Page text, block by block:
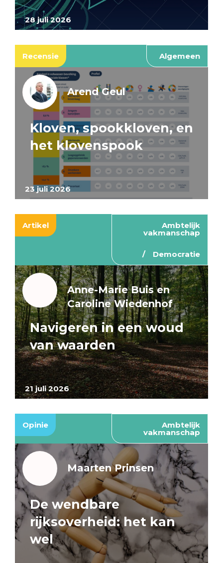
28 juli 2026
Recensie Algemeen
23 juli 2026
Arend Geul
Kloven, spookkloven, en
het klovenspook
Artikel Ambtelijk
vakmanschap
Democratie
21 juli 2026
Anne-Marie Buis en
Caroline Wiedenhof
Navigeren in een woud
van waarden
Opinie Ambtelijk
vakmanschap
Maarten Prinsen
De wendbare
rijksoverheid: het kan
wel